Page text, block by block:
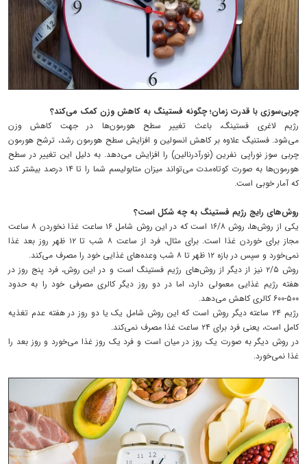
چربی‌سوزی با قدرت زمان؛ چگونه فستینگ به کاهش وزن کمک می‌کند؟
رژیم لاغری فستینگ، باعث تغییر سطح هورمون‌ها در جهت کاهش وزن
می‌شود. فستنیگ علاوه بر کاهش انسولین و افزایش سطح هورمون رشد، ترشح هورمون
چربی سوز نوراپی نفرین (نورآدرنالین) را افزایش می‌دهد. به دلیل این تغییر در سطح
هورمون‌ها به صورت کوتاه‌مدت می‌تواند میزان متابولیسم شما را تا ۱۴ درصد بیشتر کند
که آمار خوبی است.
روش‌های رایج رژیم فستینگ به چه شکل است؟
یکی از روش‌ها، روش ۱۶/۸ است که در این روش شامل ۱۶ ساعت غذا نخوردن ۸ ساعت
مجاز برای خوردن غذا است. برای مثال، فرد از ساعت ۸ شب تا ۱۲ ظهر روز بعد غذا
نمی‌خورد و سپس در بازه ۱۲ ظهر تا ۸ شب وعده‌های غذایی خود را مصرف می‌کند.
روش ۵/‏۲ نیز از دیگر از روش‌های رژیم فستینگ است و در این روش، فرد پنج روز در
هفته رژیم غذایی معمولی دارد، اما در دو روز دیگر کالری مصرفی خود را به حدود
۵۰۰-۶۰۰ کالری کاهش می‌دهد.
رژیم ۲۴ ساعته دیگر روش است که این روش شامل یک یا دو روز در هفته عدم تغذیه
کامل است، یعنی فرد برای ۲۴ ساعت غذا مصرف نمی‌کند.
در روش دیگر به صورت یک روز در میان است و فرد یک روز غذا می‌خورد و روز بعد را
غذا نمی‌خورد.